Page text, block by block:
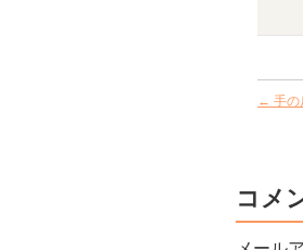
← 手の
コメ